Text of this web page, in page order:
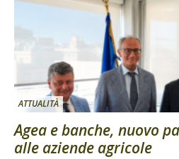
ATTUALITÀ
Agea e banche, nuovo
alle aziende agricole